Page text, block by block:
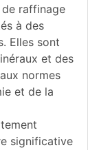
raffinage
à des
Elles sont
et des
normes
et de la
significative